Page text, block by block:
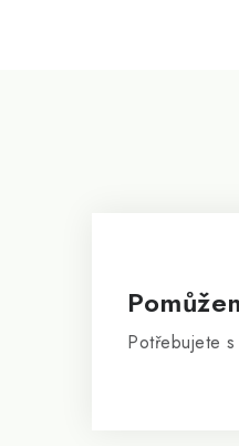
Potřebujete